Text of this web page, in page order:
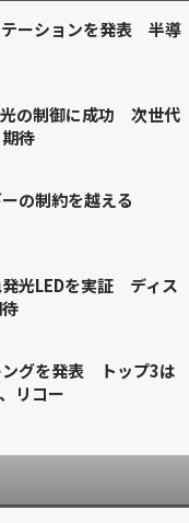
テーションを発表 半導
光の制御に成功 次世代
待
の制約を越える
光LEDを実証 ディス
ングを発表 トップ3は
リコー